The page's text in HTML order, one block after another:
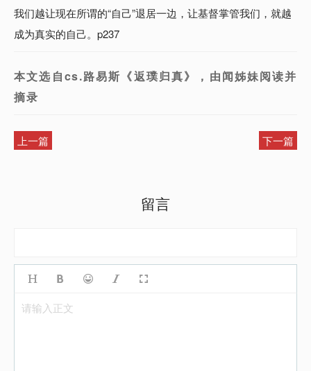
我们越让现在所谓的“自己”退居一边，让基督掌管我们，就越
成为真实的自己。p237
本文选自cs.路易斯《返璞归真》，由闻姊妹阅读并
摘录
上一篇 下一篇
留言
请输入正文